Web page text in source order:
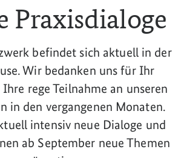
Praxisdialoge
befindet sich aktuell in der
Wir bedanken uns für Ihr
rege Teilnahme an unseren
in den vergangenen Monaten.
intensiv neue Dialoge und
ab September neue Themen